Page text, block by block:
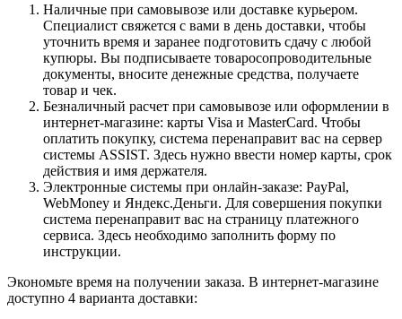
Наличные при самовывозе или доставке курьером.
Специалист свяжется с вами в день доставки, чтобы
уточнить время и заранее подготовить сдачу с любой
купюры. Вы подписываете товаросопроводительные
документы, вносите денежные средства, получаете
товар и чек.
Безналичный расчет при самовывозе или оформлении в
интернет-магазине: карты Visa и MasterCard. Чтобы
оплатить покупку, система перенаправит вас на сервер
системы ASSIST. Здесь нужно ввести номер карты, срок
действия и имя держателя.
Электронные системы при онлайн-заказе: PayPal,
WebMoney и Яндекс.Деньги. Для совершения покупки
система перенаправит вас на страницу платежного
сервиса. Здесь необходимо заполнить форму по
инструкции.
Экономьте время на получении заказа. В интернет-магазине
доступно 4 варианта доставки: